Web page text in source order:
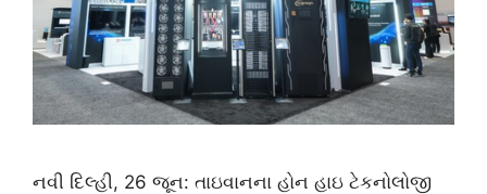
નવી દિલ્હી, 26 જૂન: તાઇવાનના હોન હાઇ ટેકનોલોજી